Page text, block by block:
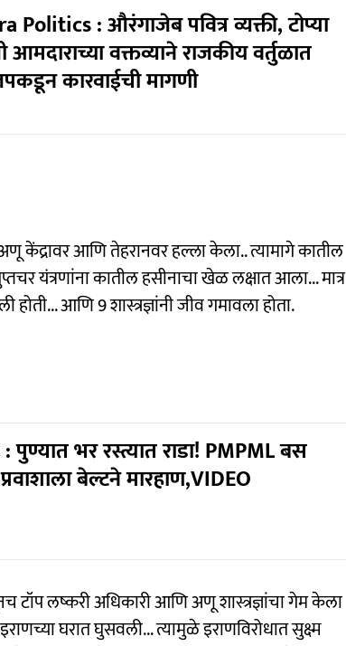
Politics : औरंगाजेब पवित्र व्यक्ती, टोप्या
आमदाराच्या वक्तव्याने राजकीय वर्तुळात
कारवाईची मागणी
केंद्रावर आणि तेहरानवर हल्ला केला.. त्यामागे कातील
यंत्रणांना कातील हसीनाचा खेळ लक्षात आला... मात्र
आणि 9 शास्त्रज्ञांनी जीव गमावला होता.
पुण्यात भर रस्त्यात राडा! PMPML बस
बेल्टने मारहाण,VIDEO
टॉप लष्करी अधिकारी आणि अणू शास्त्रज्ञांचा गेम केला
घरात घुसवली... त्यामुळे इराणविरोधात सुक्ष्म